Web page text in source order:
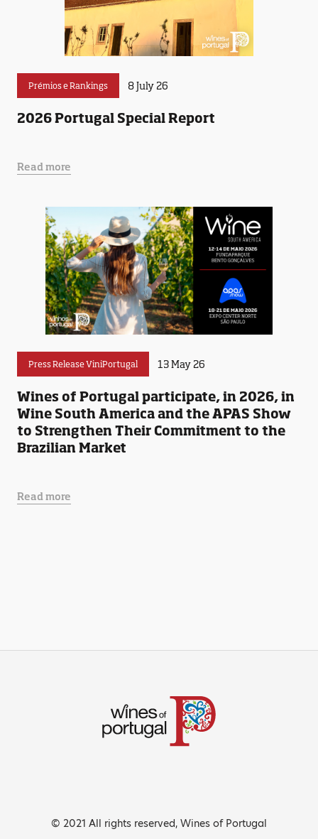
Prémios e Rankings 8 July 26
2026 Portugal Special Report
Read more
Press Release ViniPortugal 13 May 26
Wines of Portugal participate, in 2026, in
Wine South America and the APAS Show
to Strengthen Their Commitment to the
Brazilian Market
Read more
© 2021 All rights reserved, Wines of Portugal